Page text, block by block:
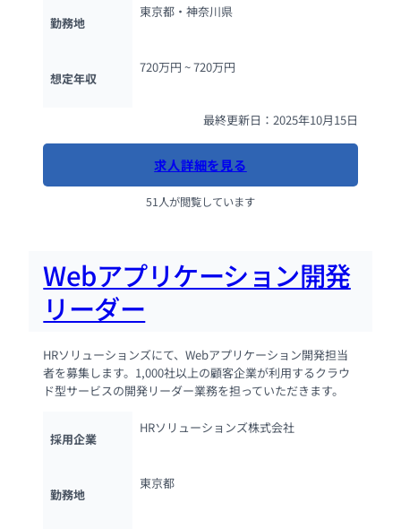
勤務地
東京都・神奈川県
想定年収
720万円 ~ 720万円
最終更新日：2025年10月15日
求人詳細を見る
51人が閲覧しています
Webアプリケーション開発
リーダー
HRソリューションズにて、Webアプリケーション開発担当
者を募集します。1,000社以上の顧客企業が利用するクラウ
ド型サービスの開発リーダー業務を担っていただきます。
採用企業
HRソリューションズ株式会社
勤務地
東京都